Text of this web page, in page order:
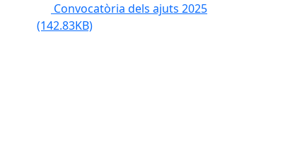
Convocatòria dels ajuts 2025
(142.83KB)